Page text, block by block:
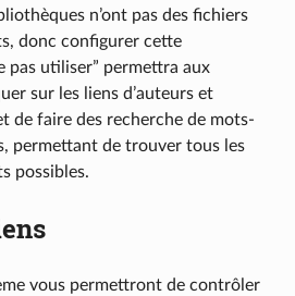
n’ont pas des fichiers
donc configurer cette
pas utiliser” permettra aux
sur les liens d’auteurs et
de faire des recherche de mots-
permettant de trouver tous les
possibles.
vous permettront de contrôler